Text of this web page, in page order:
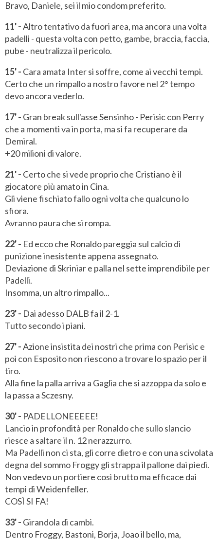
Bravo, Daniele, sei il mio condom preferito.
11' -Altro tentativo da fuori area, ma ancora una volta
padelli - questa volta con petto, gambe, braccia, faccia,
pube - neutralizza il pericolo.
15' - Cara amata Inter si soffre, come ai vecchi tempi.
Certo che un rimpallo a nostro favore nel 2° tempo
devo ancora vederlo.
17' - Gran break sull'asse Sensinho - Perisic con Perry
che a momenti va in porta, ma si fa recuperare da
Demiral.
+20 milioni di valore.
21' - Certo che si vede proprio che Cristiano è il
giocatore più amato in Cina.
Gli viene fischiato fallo ogni volta che qualcuno lo
sfiora.
Avranno paura che si rompa.
22' - Ed ecco che Ronaldo pareggia sul calcio di
punizione inesistente appena assegnato.
Deviazione di Skriniar e palla nel sette imprendibile per
Padelli.
Insomma, un altro rimpallo...
23' - Dai adesso DALB fa il 2-1.
Tutto secondo i piani.
27' -Azione insistita dei nostri che prima con Perisic e
poi con Esposito non riescono a trovare lo spazio per il
tiro.
Alla fine la palla arriva a Gaglia che si azzoppa da solo e
la passa a Sczesny.
30' - PADELLONEEEEE!
Lancio in profondità per Ronaldo che sullo slancio
riesce a saltare il n. 12 nerazzurro.
Ma Padelli non ci sta, gli corre dietro e con una scivolata
degna del sommo Froggy gli strappa il pallone dai piedi.
Non vedevo un portiere così brutto ma efficace dai
tempi di Weidenfeller.
COSÌ SI FA!
33' - Girandola di cambi.
Dentro Froggy, Bastoni, Borja, Joao il bello, ma,